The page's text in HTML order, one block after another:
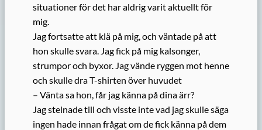
situationer för det har aldrig varit aktuellt för
mig.
Jag fortsatte att klä på mig, och väntade på att
hon skulle svara. Jag fick på mig kalsonger,
strumpor och byxor. Jag vände ryggen mot henne
och skulle dra T-shirten över huvudet
– Vänta sa hon, får jag känna på dina ärr?
Jag stelnade till och visste inte vad jag skulle säga
ingen hade innan frågat om de fick känna på dem